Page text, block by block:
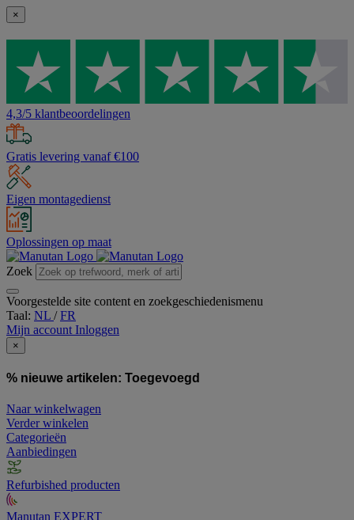
×
4,3/5 klantbeoordelingen
Gratis levering vanaf €100
Eigen montagedienst
Oplossingen op maat
Zoek
Voorgestelde site content en zoekgeschiedenismenu
Taal: NL /FR
Mijn account Inloggen
×
% nieuwe artikelen: Toegevoegd
Naar winkelwagen
Verder winkelen
Categorieën
Aanbiedingen
Refurbished producten
Manutan EXPERT